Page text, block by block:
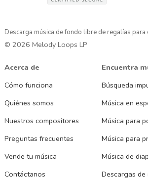
Descarga música de fondo libre de regalías para
© 2026 Melody Loops LP
Acerca de
Cómo funciona
Quiénes somos
Nuestros compositores
Preguntas frecuentes
Vende tu música
Contáctanos
Encuentra
Búsqueda
Música en
Música para
Música para
Música de
Descargas de